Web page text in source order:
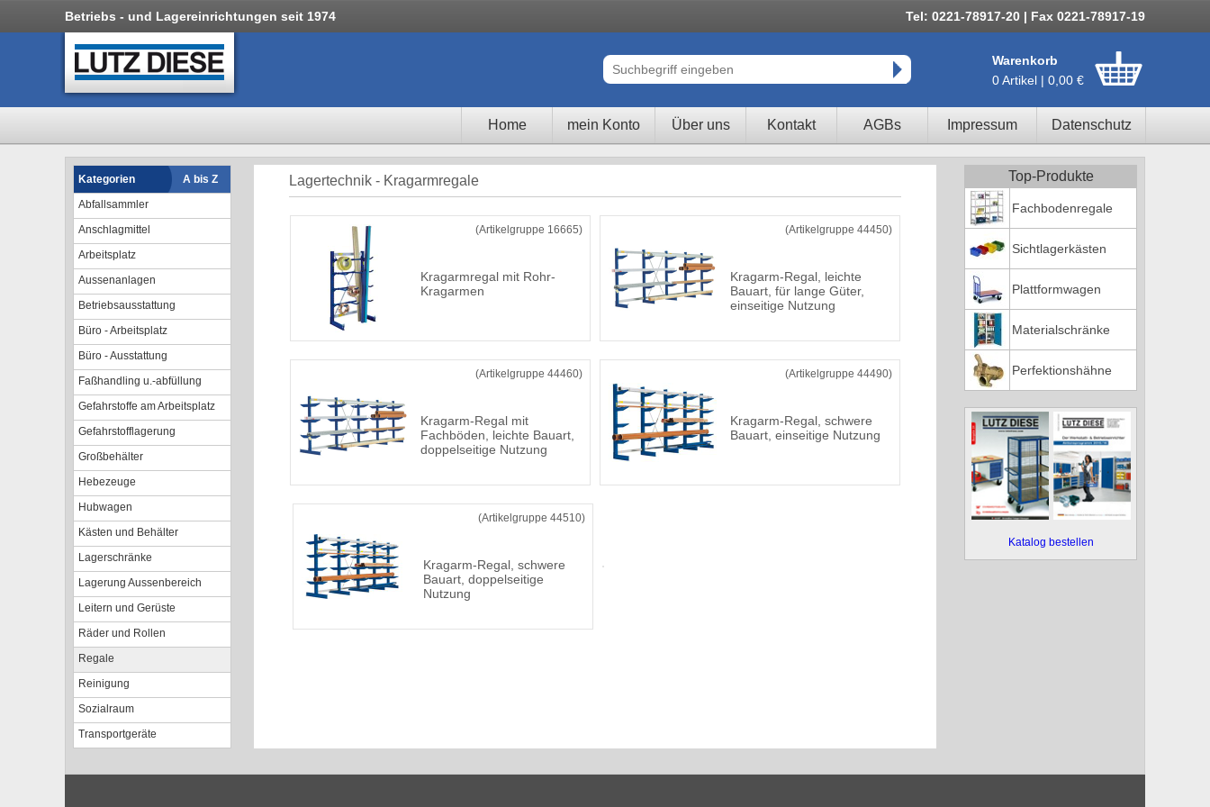
Betriebs - und Lagereinrichtungen seit 1974 Tel: 0221-78917-20 | Fax 0221-78917-19
Warenkorb
0 Artikel | 0,00 €
Home mein Konto Über uns Kontakt AGBs Impressum Datenschutz
Kategorien
A bis Z
Abfallsammler
Anschlagmittel
Arbeitsplatz
Aussenanlagen
Betriebsausstattung
Büro - Arbeitsplatz
Büro - Ausstattung
Faßhandling u.-abfüllung
Gefahrstoffe am Arbeitsplatz
Gefahrstofflagerung
Großbehälter
Hebezeuge
Hubwagen
Kästen und Behälter
Lagerschränke
Lagerung Aussenbereich
Leitern und Gerüste
Räder und Rollen
Regale
Reinigung
Sozialraum
Transportgeräte
Lagertechnik - Kragarmregale
(Artikelgruppe 16665)
Kragarmregal mit Rohr-
Kragarmen
(Artikelgruppe 44450)
Kragarm-Regal, leichte
Bauart, für lange Güter,
einseitige Nutzung
(Artikelgruppe 44460)
Kragarm-Regal mit
Fachböden, leichte Bauart,
doppelseitige Nutzung
(Artikelgruppe 44490)
Kragarm-Regal, schwere
Bauart, einseitige Nutzung
(Artikelgruppe 44510)
Kragarm-Regal, schwere
Bauart, doppelseitige
Nutzung
Top-Produkte
Fachbodenregale
Sichtlagerkästen
Plattformwagen
Materialschränke
Perfektionshähne
Katalog bestellen